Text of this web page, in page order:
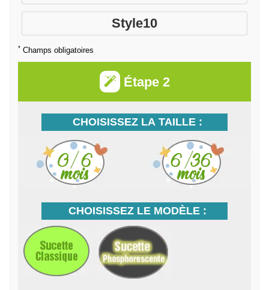
Style10
* Champs obligatoires
Étape 2
CHOISISSEZ LA TAILLE :
CHOISISSEZ LE MODÈLE :